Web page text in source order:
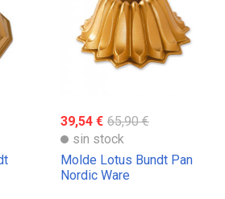
39,54 € 65,90 €
sin stock
Molde Lotus Bundt Pan
Nordic Ware